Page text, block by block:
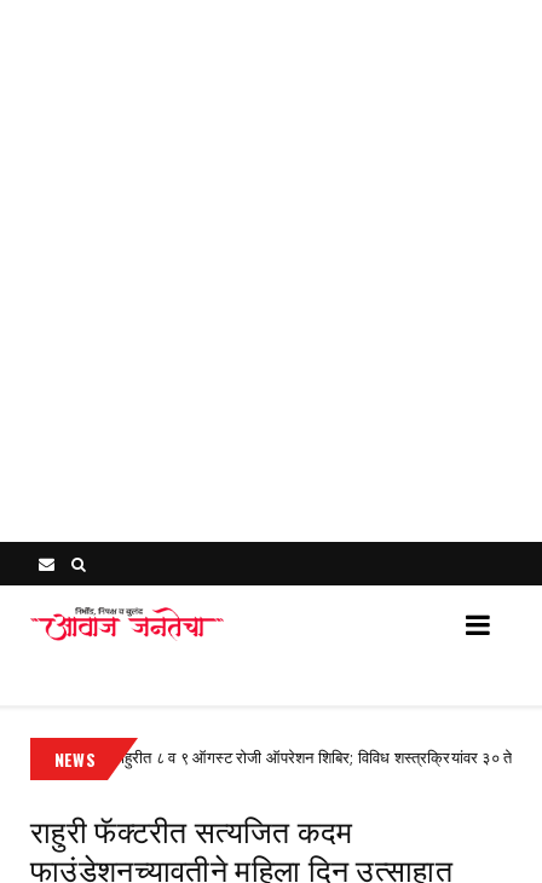
NEWS
राहुरीत ८ व ९ ऑगस्ट रोजी ऑपरेशन शिबिर; विविध शस्त्रक्रियांवर ३० ते ४० टक्के
राहुरी फॅक्टरीत सत्यजित कदम
फाउंडेशनच्यावतीने महिला दिन उत्साहात